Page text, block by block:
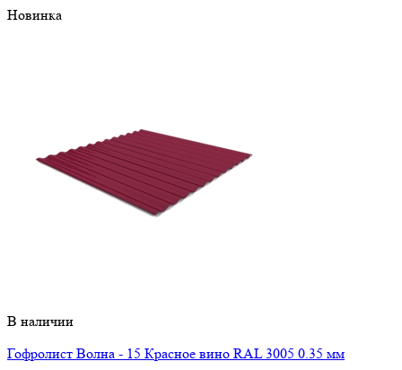
Новинка
В наличии
Гофролист Волна - 15 Красное вино RAL 3005 0.35 мм